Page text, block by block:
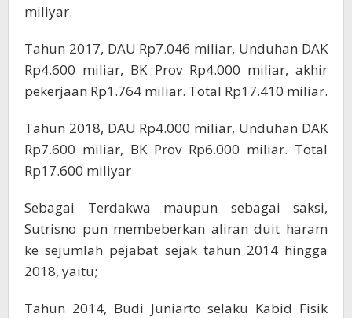
miliyar.
Tahun 2017, DAU Rp7.046 miliar, Unduhan DAK
Rp4.600 miliar, BK Prov Rp4.000 miliar, akhir
pekerjaan Rp1.764 miliar. Total Rp17.410 miliar.
Tahun 2018, DAU Rp4.000 miliar, Unduhan DAK
Rp7.600 miliar, BK Prov Rp6.000 miliar. Total
Rp17.600 miliyar
Sebagai Terdakwa maupun sebagai saksi,
Sutrisno pun membeberkan aliran duit haram
ke sejumlah pejabat sejak tahun 2014 hingga
2018, yaitu;
Tahun 2014, Budi Juniarto selaku Kabid Fisik